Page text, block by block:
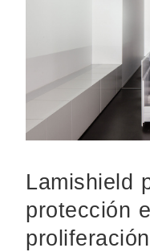
Lamishield
protección